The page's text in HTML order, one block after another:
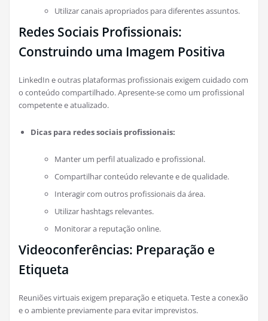
Utilizar canais apropriados para diferentes assuntos.
Redes Sociais Profissionais:
Construindo uma Imagem Positiva
LinkedIn e outras plataformas profissionais exigem cuidado com
o conteúdo compartilhado. Apresente-se como um profissional
competente e atualizado.
Dicas para redes sociais profissionais:
Manter um perfil atualizado e profissional.
Compartilhar conteúdo relevante e de qualidade.
Interagir com outros profissionais da área.
Utilizar hashtags relevantes.
Monitorar a reputação online.
Videoconferências: Preparação e
Etiqueta
Reuniões virtuais exigem preparação e etiqueta. Teste a conexão
e o ambiente previamente para evitar imprevistos.